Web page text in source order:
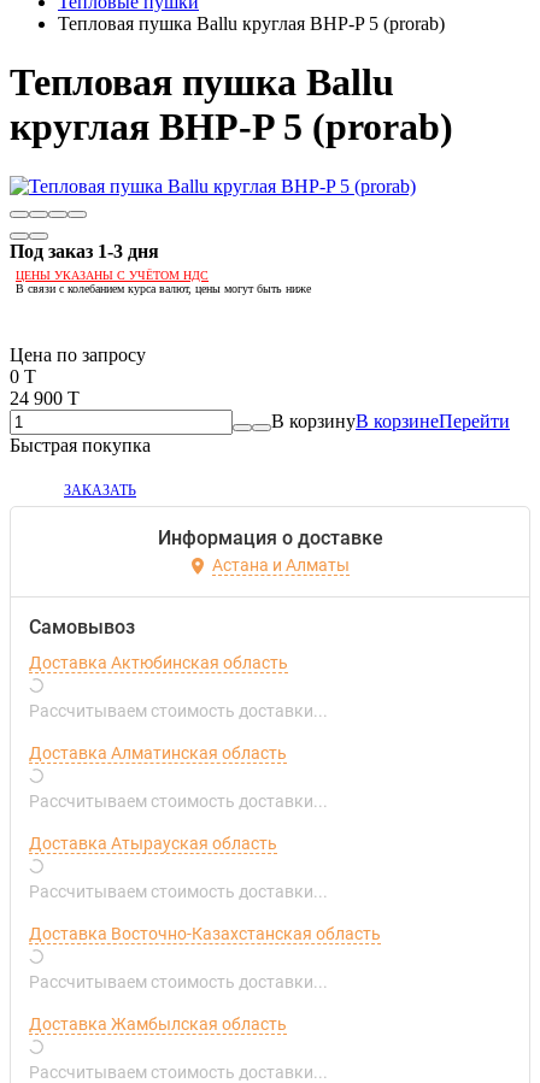
Тепловая пушка Ballu круглая BHP-P 5 (prorab)
Тепловая пушка Ballu
круглая BHP-P 5 (prorab)
Под заказ 1-3 дня
ЦЕНЫ УКАЗАНЫ С УЧЁТОМ НДС
В связи с колебанием курса валют, цены могут быть ниже
Цена по запросу
0 T
24 900 T
В корзинуВ корзинеПерейти
Быстрая покупка
ЗАКАЗАТЬ
Информация о доставке
Астана и Алматы
Самовывоз
Доставка Актюбинская область
Рассчитываем стоимость доставки...
Доставка Алматинская область
Рассчитываем стоимость доставки...
Доставка Атырауская область
Рассчитываем стоимость доставки...
Доставка Восточно-Казахстанская область
Рассчитываем стоимость доставки...
Доставка Жамбылская область
Рассчитываем стоимость доставки...